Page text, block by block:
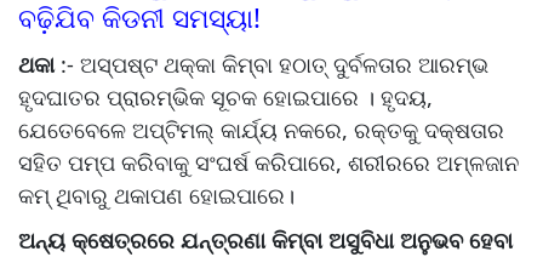
ବଢ଼ିଯିବ କିଡନୀ ସମସ୍ୟା!
ଥକା:- ଅସ୍ପଷ୍ଟ ଥକ୍କା କିମ୍ବା ହଠାତ୍ ଦୁର୍ବଳତାର ଆରମ୍ଭ
ହୃଦଘାତର ପ୍ରାରମ୍ଭିକ ସୂଚକ ହୋଇପାରେ । ହୃଦୟ,
ଯେତେବେଳେ ଅପ୍ଟିମଲ୍ କାର୍ଯ୍ୟ ନକରେ, ରକ୍ତକୁ ଦକ୍ଷତାର
ସହିତ ପମ୍ପ କରିବାକୁ ସଂଘର୍ଷ କରିପାରେ, ଶରୀରରେ ଅମ୍ଳଜାନ
କମ୍ ଥିବାରୁ ଥକାପଣ ହୋଇପାରେ।
ଅନ୍ୟ କ୍ଷେତ୍ରରେ ଯନ୍ତ୍ରଣା କିମ୍ବା ଅସୁବିଧା ଅନୁଭବ ହେବା